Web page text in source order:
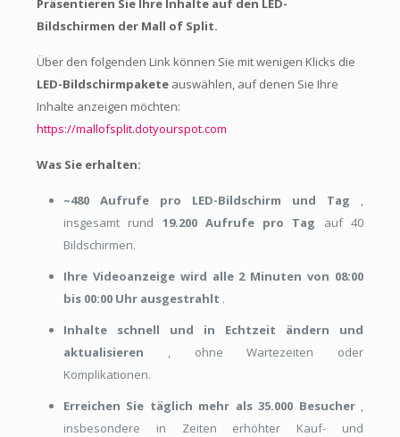
Präsentieren Sie Ihre Inhalte auf den LED-
Bildschirmen der Mall of Split.
Über den folgenden Link können Sie mit wenigen Klicks die
LED-Bildschirmpakete auswählen, auf denen Sie Ihre
Inhalte anzeigen möchten:
https://mallofsplit.dotyourspot.com
Was Sie erhalten:
~480 Aufrufe pro LED-Bildschirm und Tag ,
insgesamt rund 19.200 Aufrufe pro Tag auf 40
Bildschirmen.
Ihre Videoanzeige wird alle 2 Minuten von 08:00
bis 00:00 Uhr ausgestrahlt .
Inhalte schnell und in Echtzeit ändern und
aktualisieren , ohne Wartezeiten oder
Komplikationen.
Erreichen Sie täglich mehr als 35.000 Besucher,
insbesondere in Zeiten erhöhter Kauf- und